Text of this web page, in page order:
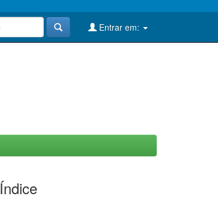
Entrar em:
Índice